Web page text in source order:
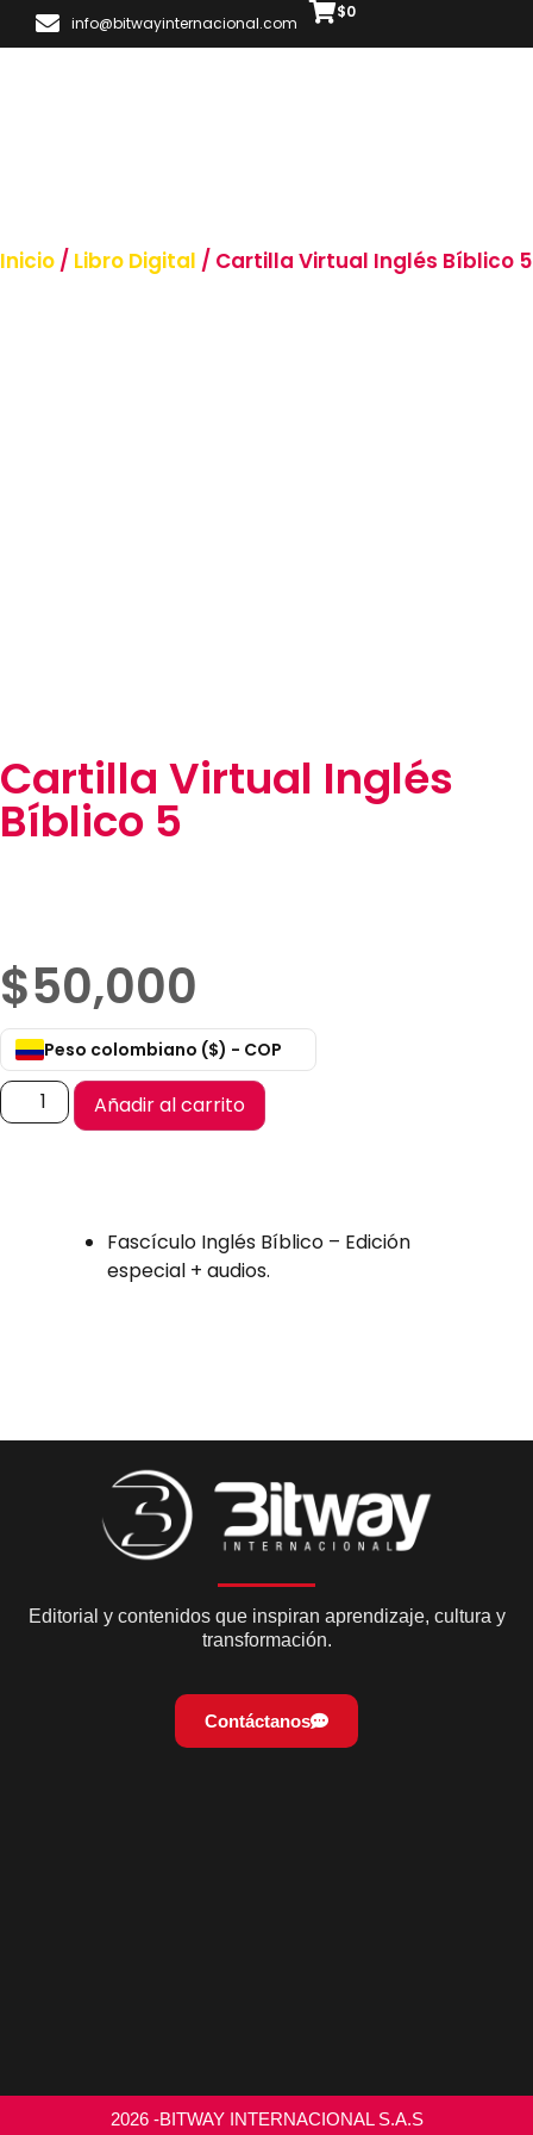
info@bitwayinternacional.com
$0
Inicio / Libro Digital / Cartilla Virtual Inglés Bíblico 5
Cartilla Virtual Inglés
Bíblico 5
$50,000
Peso colombiano ($) - COP
Añadir al carrito
Fascículo Inglés Bíblico – Edición
especial + audios.
Editorial y contenidos que inspiran aprendizaje, cultura y
transformación.
Contáctanos
2026 -BITWAY INTERNACIONAL S.A.S